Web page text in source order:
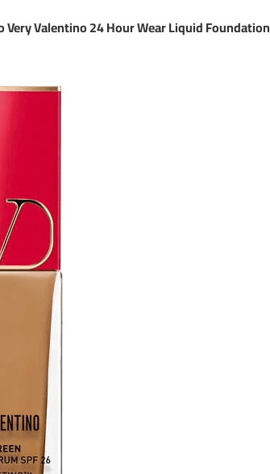
Very Valentino 24 Hour Wear Liquid Foundation